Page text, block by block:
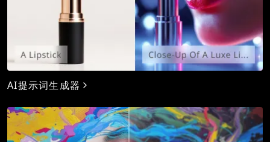
AI提示词生成器